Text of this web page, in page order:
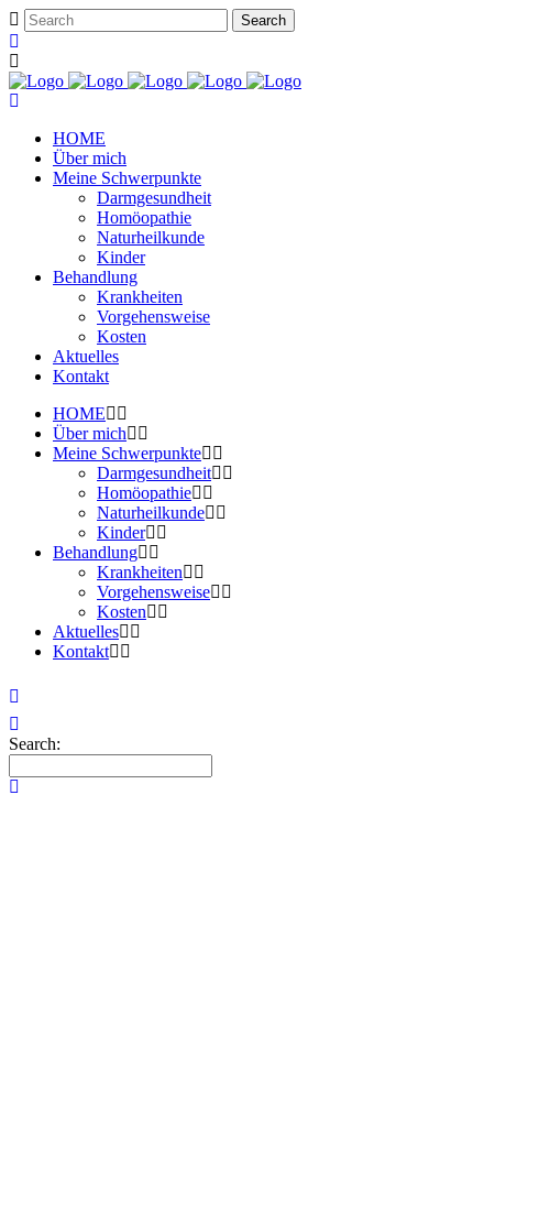
HOME
Über mich
Meine Schwerpunkte
Darmgesundheit
Homöopathie
Naturheilkunde
Kinder
Behandlung
Krankheiten
Vorgehensweise
Kosten
Aktuelles
Kontakt
HOME
Über mich
Meine Schwerpunkte
Darmgesundheit
Homöopathie
Naturheilkunde
Kinder
Behandlung
Krankheiten
Vorgehensweise
Kosten
Aktuelles
Kontakt
Search: